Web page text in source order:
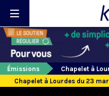
Émissions
Chapelet à
Chapelet à Lourdes du 23